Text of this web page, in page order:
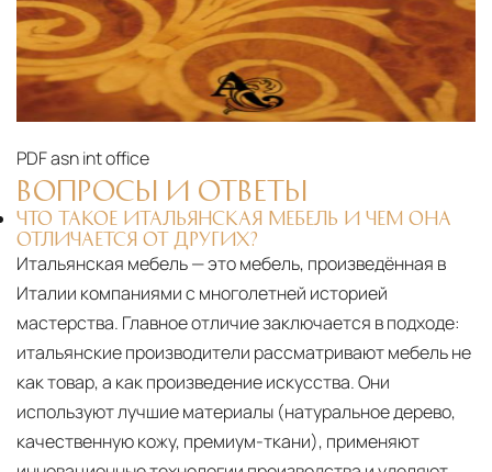
PDFasn int office
ВОПРОСЫ И ОТВЕТЫ
ЧТО ТАКОЕ ИТАЛЬЯНСКАЯ МЕБЕЛЬ И ЧЕМ ОНА
ОТЛИЧАЕТСЯ ОТ ДРУГИХ?
Итальянская мебель — это мебель, произведённая в
Италии компаниями с многолетней историей
мастерства. Главное отличие заключается в подходе:
итальянские производители рассматривают мебель не
как товар, а как произведение искусства. Они
используют лучшие материалы (натуральное дерево,
качественную кожу, премиум-ткани), применяют